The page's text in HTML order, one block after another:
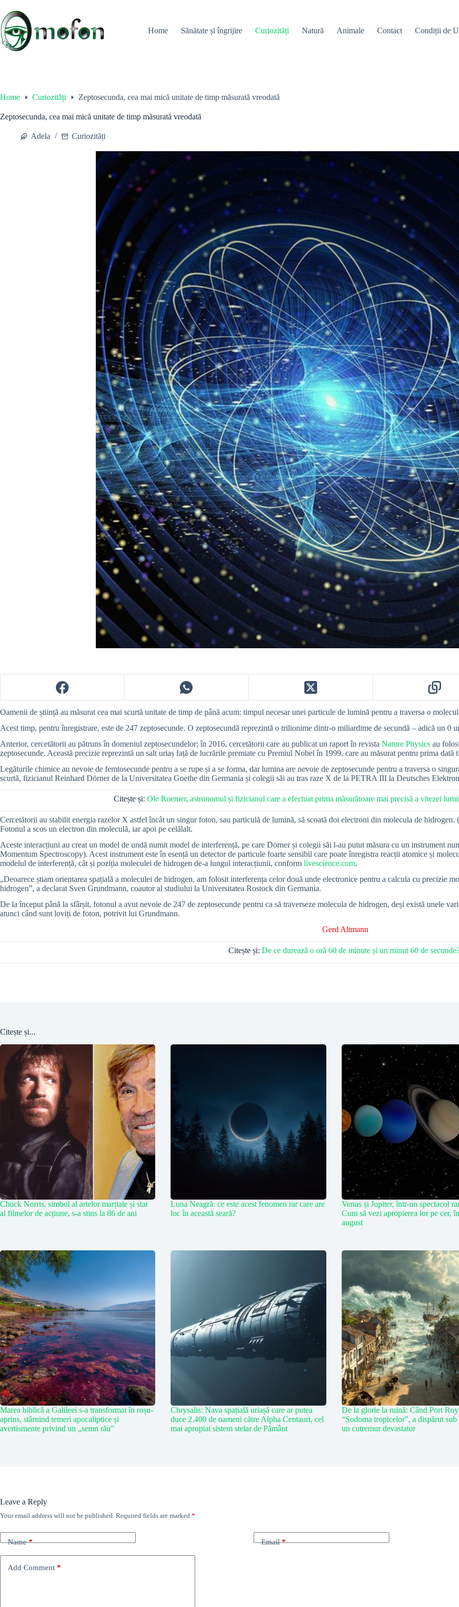
content
Home
Sănătate și îngrijire Curiozități Natură Animale Contact Condiții de
Home Curiozități Zeptosecunda, cea mai mică unitate de timp măsurată vreodată
Zeptosecunda, cea mai mică unitate de timp măsurată vreodată
Adela Curiozități
Oamenii de știință au măsurat cea mai scurtă unitate de timp de până acum: timpul necesar unei particule de lumină pentru a traversa o
Acest timp, pentru înregistrare, este de 247 zeptosecunde. O zeptosecundă reprezintă o trilionime dintr-o miliardime de secundă – adică un 0
Anterior, cercetătorii au pătruns în domeniul zeptosecundelor; în 2016, cercetătorii care au publicat un raport în revista Nature Physics au
zeptosecunde. Această precizie reprezintă un salt uriaș față de lucrările premiate cu Premiul Nobel în 1999, care au măsurat pentru prima
Legăturile chimice au nevoie de femtosecunde pentru a se rupe și a se forma, dar lumina are nevoie de zeptosecunde pentru a traversa o
scurtă, fizicianul Reinhard Dörner de la Universitatea Goethe din Germania și colegii săi au tras raze X de la PETRA III la Deutsches
Citește și: Ole Roemer, astronomul și fizicianul care a efectuat prima măsurătoare mai precisă a vitezei
Cercetătorii au stabilit energia razelor X astfel încât un singur foton, sau particulă de lumină, să scoată doi electroni din molecula de
Fotonul a scos un electron din moleculă, iar apoi pe celălalt.
Aceste interacțiuni au creat un model de undă numit model de interferență, pe care Dörner și colegii săi l-au putut măsura cu un instrument
Momentum Spectroscopy). Acest instrument este în esență un detector de particule foarte sensibil care poate înregistra reacții atomice și
modelul de interferență, cât și poziția moleculei de hidrogen de-a lungul interacțiunii, conform livescience.com.
„Deoarece știam orientarea spațială a moleculei de hidrogen, am folosit interferența celor două unde electronice pentru a calcula cu precizie
hidrogen”, a declarat Sven Grundmann, coautor al studiului la Universitatea Rostock din Germania.
De la început până la sfârșit, fotonul a avut nevoie de 247 de zeptosecunde pentru ca să traverseze molecula de hidrogen, deși există unele
atunci când sunt loviți de foton, potrivit lui Grundmann.
Gerd Altmann
Citește și: De ce durează o oră 60 de minute și un minut 60 de
Citește și...
Chuck Norris, simbol al artelor marțiale și star
al filmelor de acțiune, s-a stins la 86 de ani
Luna Neagră: ce este acest fenomen rar care are
loc în această seară?
Venus și Jupiter, într-un spectacol
Cum să vezi apropierea lor pe cer,
august
Marea biblică a Galileei s-a transformat în roșu-
aprins, stârnind temeri apocaliptice și
avertismente privind un „semn rău”
Chrysalis: Nava spațială uriașă care ar putea
duce 2.400 de oameni către Alpha Centauri, cel
mai apropiat sistem stelar de Pământ
De la glorie la ruină: Când Port
“Sodoma tropicelor”, a dispărut sub
un cutremur devastator
Leave a Reply
Your email address will not be published. Required fields are marked *
Name* Email*
Add Comment *